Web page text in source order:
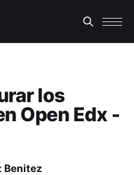
los
Open Edx -
Benitez